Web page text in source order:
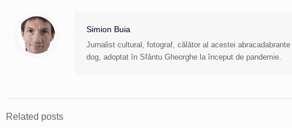
Simion Buia
Jurnalist cultural, fotograf, călător al acestei
dog, adoptat în Sfântu Gheorghe la început de pandemie.
Related posts